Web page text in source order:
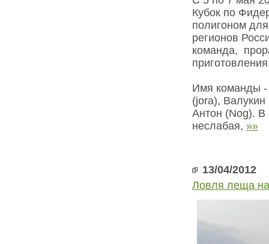
Кубок по
полигоном
регионов
команда,
Имя команды
(jora),
Антон (Nog). В
неслабая, »»
13/04/2012
Ловля леща